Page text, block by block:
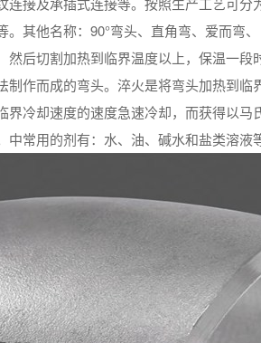
其他名称：90°弯头、直角弯、爱而弯
后切割加热到临界温度以上，保温一段
作而成的弯头。淬火是将弯头加热到临
冷却速度的速度急速冷却，而获得以马
常用的剂有：水、油、碱水和盐类溶液等